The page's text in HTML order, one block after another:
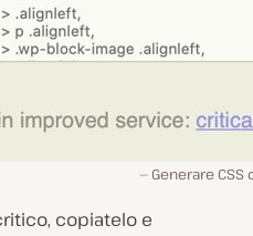
Generare CSS
copiatelo e